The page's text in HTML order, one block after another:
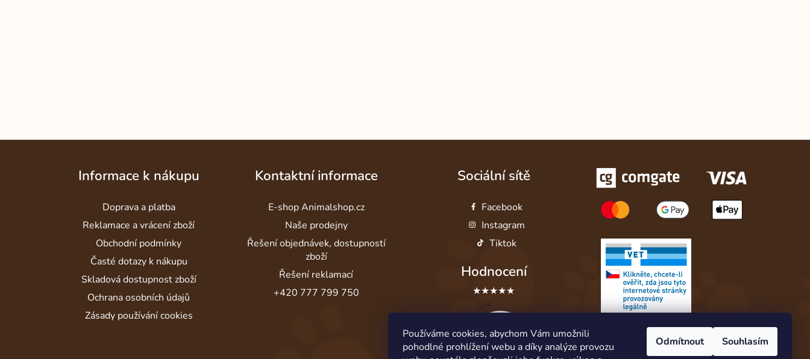
Používáme cookies, abychom Vám umožnili
pohodlné prohlížení webu a díky analýze provozu
Odmítnout Souhlasím
Informace k nákupu
Doprava a platba
Reklamace a vrácení zboží
Obchodní podmínky
Časté dotazy k nákupu
Skladová dostupnost zboží
Ochrana osobních údajů
Zásady používání cookies
Kontaktní informace
E-shop Animalshop.cz
Naše prodejny
Řešení objednávek, dostupností
zboží
Řešení reklamací
+420 777 799 750
Sociální sítě
Facebook
Instagram
Tiktok
Hodnocení
★★★★★